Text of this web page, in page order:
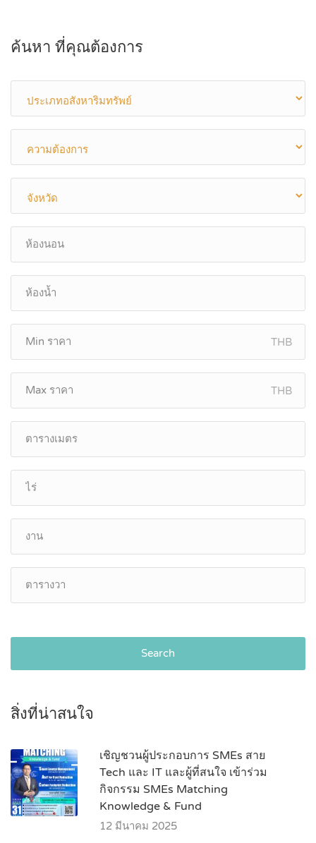
ค้นหา ที่คุณต้องการ
THB
THB
Search
สิ่งที่น่าสนใจ
เชิญชวนผู้ประกอบการ SMEs สาย
Tech และ IT และผู้ที่สนใจ เข้าร่วม
กิจกรรม SMEs Matching
Knowledge & Fund
12 มีนาคม 2025